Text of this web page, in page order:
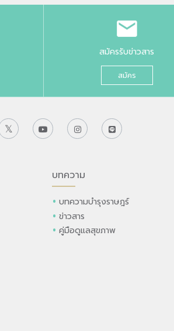
สมัครรับข่าวสาร
สมัคร
บทความ
บทความบำรุงราษฎร์
ข่าวสาร
คู่มือดูแลสุขภาพ